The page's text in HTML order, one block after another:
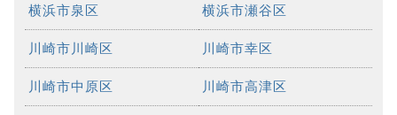
横浜市泉区 横浜市瀬谷区
川崎市川崎区 川崎市幸区
川崎市中原区 川崎市高津区